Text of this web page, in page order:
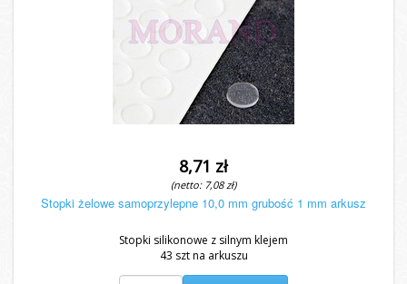
8,71 zł
(netto: 7,08 zł)
Stopki żelowe samoprzylepne 10,0 mm grubość 1 mm arkusz
Stopki silikonowe z silnym klejem
43 szt na arkuszu